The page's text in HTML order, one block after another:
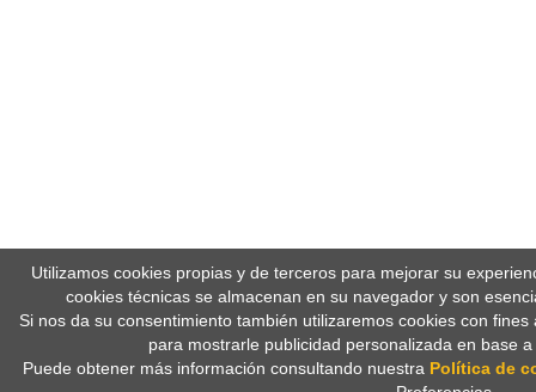
Utilizamos cookies propias y de terceros para mejorar su
cookies técnicas se almacenan en su navegador y son
Si nos da su consentimiento también utilizaremos cookies con
para mostrarle publicidad personalizada en base
Puede obtener más información consultando nuestra Política de